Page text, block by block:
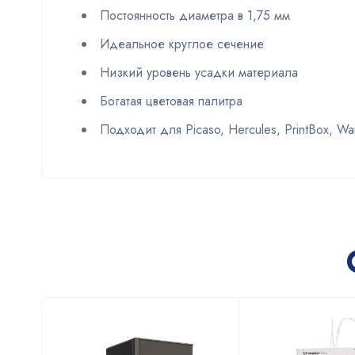
Постоянность диаметра в 1,75 мм
Идеальное круглое сечение
Низкий уровень усадки материала
Богатая цветовая палитра
Подходит для Picaso, Hercules, PrintBox,